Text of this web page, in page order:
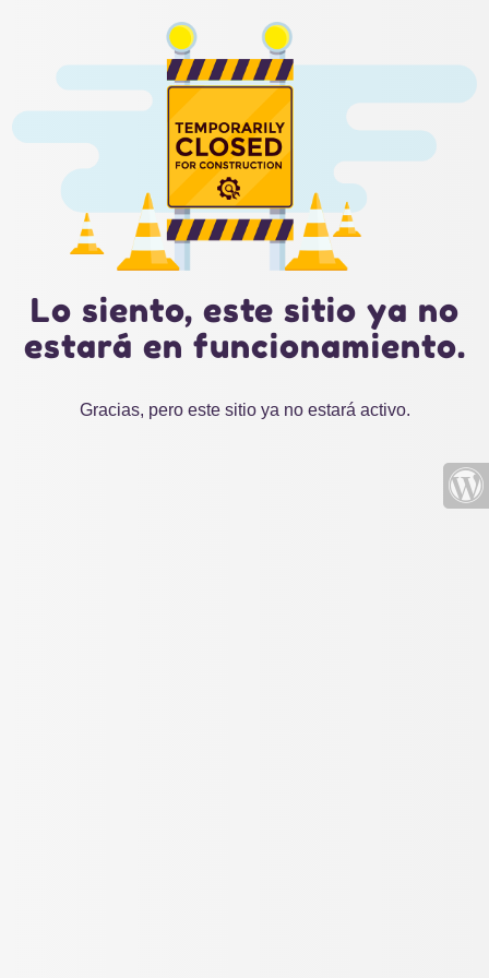
Lo siento, este sitio ya no
estará en funcionamiento.
Gracias, pero este sitio ya no estará activo.